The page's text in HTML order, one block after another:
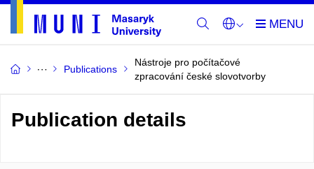
Publications
Nástroje pro počítačové
zpracování české slovotvorby
Publication details